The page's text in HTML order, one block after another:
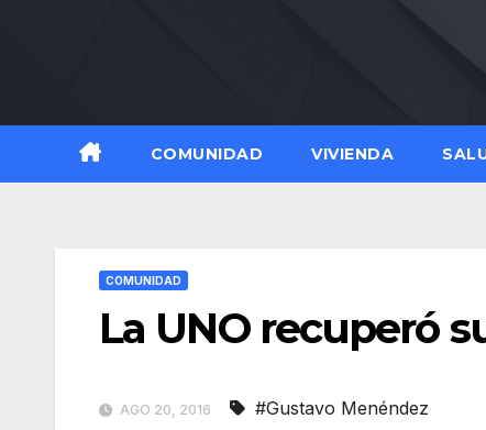
COMUNIDAD VIVIENDA
COMUNIDAD
La UNO recuperó
AGO 20, 2016 #Gustavo Menéndez